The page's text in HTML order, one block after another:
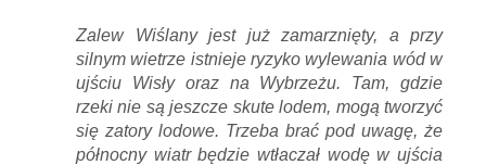
Zalew Wiślany jest już zamarznięty, a przy
silnym wietrze istnieje ryzyko wylewania wód w
ujściu Wisły oraz na Wybrzeżu. Tam, gdzie
rzeki nie są jeszcze skute lodem, mogą tworzyć
się zatory lodowe. Trzeba brać pod uwagę, że
północny wiatr będzie wtłaczał wodę w ujścia